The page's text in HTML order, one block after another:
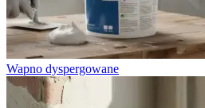
Wapno dyspergowane